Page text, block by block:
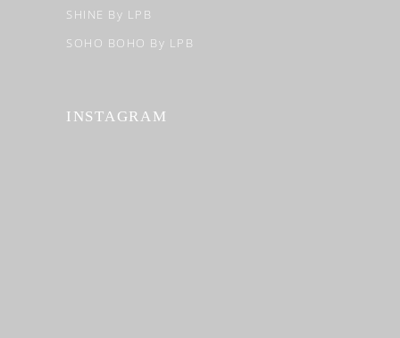
SHINE By LPB
SOHO BOHO By LPB
INSTAGRAM